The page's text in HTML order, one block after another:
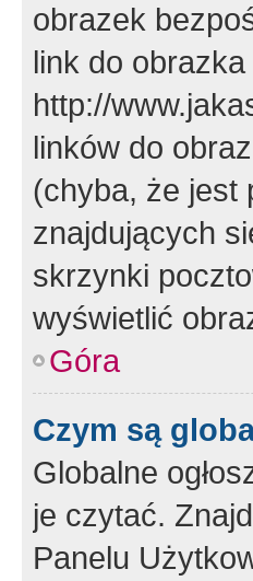
obrazek
link do
http://
linków do
(chyba, że jest
znajdujących
skrzynki
wyświetlić
Góra
Czym są
Globalne
je czytać.
Panelu